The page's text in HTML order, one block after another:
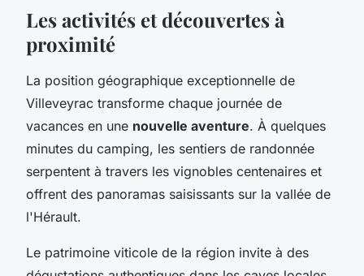
Les activités et découvertes à
proximité
La position géographique exceptionnelle de
Villeveyrac transforme chaque journée de
vacances en une nouvelle aventure. À quelques
minutes du camping, les sentiers de randonnée
serpentent à travers les vignobles centenaires et
offrent des panoramas saisissants sur la vallée de
l'Hérault.
Le patrimoine viticole de la région invite à des